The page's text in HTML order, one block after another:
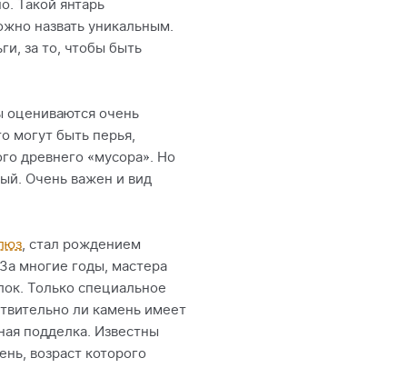
Такой янтарь
назвать уникальным.
за то, чтобы быть
оцениваются очень
могут быть перья,
древнего «мусора». Но
Очень важен и вид
, стал рождением
многие годы, мастера
Только специальное
ли камень имеет
подделка. Известны
возраст которого